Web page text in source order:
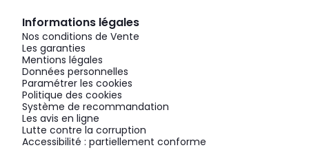
Informations légales
Nos conditions de Vente
Les garanties
Mentions légales
Données personnelles
Paramétrer les cookies
Politique des cookies
Système de recommandation
Les avis en ligne
Lutte contre la corruption
Accessibilité : partiellement conforme